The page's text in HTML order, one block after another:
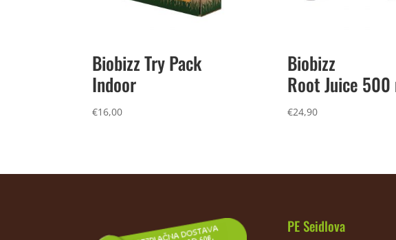
Biobizz Try Pack
Indoor
€16,00
Biobizz
Root Juice 500
€24,90
PE Seidlova